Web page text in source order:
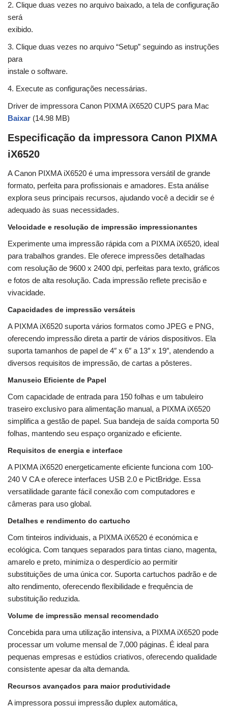
2. Clique duas vezes no arquivo baixado, a tela de configuração
será
exibido.
3. Clique duas vezes no arquivo “Setup” seguindo as instruções
para
instale o software.
4. Execute as configurações necessárias.
Driver de impressora Canon PIXMA iX6520 CUPS para Mac
Baixar (14.98 MB)
Especificação da impressora Canon PIXMA
iX6520
A Canon PIXMA iX6520 é uma impressora versátil de grande
formato, perfeita para profissionais e amadores. Esta análise
explora seus principais recursos, ajudando você a decidir se é
adequado às suas necessidades.
Velocidade e resolução de impressão impressionantes
Experimente uma impressão rápida com a PIXMA iX6520, ideal
para trabalhos grandes. Ele oferece impressões detalhadas
com resolução de 9600 x 2400 dpi, perfeitas para texto, gráficos
e fotos de alta resolução. Cada impressão reflete precisão e
vivacidade.
Capacidades de impressão versáteis
A PIXMA iX6520 suporta vários formatos como JPEG e PNG,
oferecendo impressão direta a partir de vários dispositivos. Ela
suporta tamanhos de papel de 4″ x 6″ a 13″ x 19″, atendendo a
diversos requisitos de impressão, de cartas a pôsteres.
Manuseio Eficiente de Papel
Com capacidade de entrada para 150 folhas e um tabuleiro
traseiro exclusivo para alimentação manual, a PIXMA iX6520
simplifica a gestão de papel. Sua bandeja de saída comporta 50
folhas, mantendo seu espaço organizado e eficiente.
Requisitos de energia e interface
A PIXMA iX6520 energeticamente eficiente funciona com 100-
240 V CA e oferece interfaces USB 2.0 e PictBridge. Essa
versatilidade garante fácil conexão com computadores e
câmeras para uso global.
Detalhes e rendimento do cartucho
Com tinteiros individuais, a PIXMA iX6520 é económica e
ecológica. Com tanques separados para tintas ciano, magenta,
amarelo e preto, minimiza o desperdício ao permitir
substituições de uma única cor. Suporta cartuchos padrão e de
alto rendimento, oferecendo flexibilidade e frequência de
substituição reduzida.
Volume de impressão mensal recomendado
Concebida para uma utilização intensiva, a PIXMA iX6520 pode
processar um volume mensal de 7,000 páginas. É ideal para
pequenas empresas e estúdios criativos, oferecendo qualidade
consistente apesar da alta demanda.
Recursos avançados para maior produtividade
A impressora possui impressão duplex automática,